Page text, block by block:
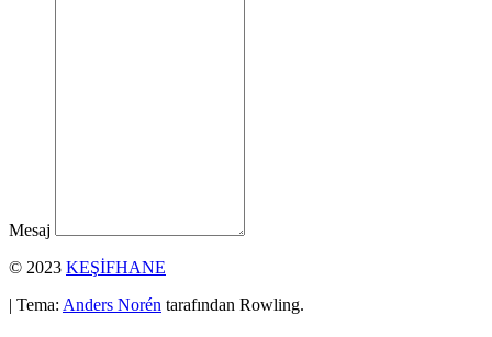
Mesaj
© 2023 KEŞİFHANE
| Tema: Anders Norén tarafından Rowling.